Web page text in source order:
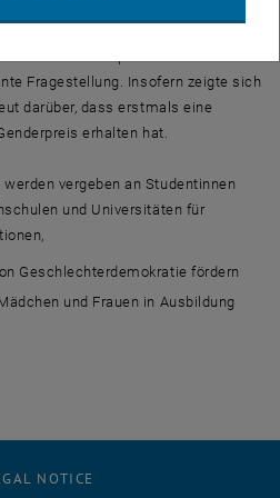
Fragestellung. Insofern zeigte sich
darüber, dass erstmals eine
erhalten hat.
vergeben an Studentinnen
und Universitäten für
Geschlechterdemokratie fördern
und Frauen in Ausbildung
NOTICE